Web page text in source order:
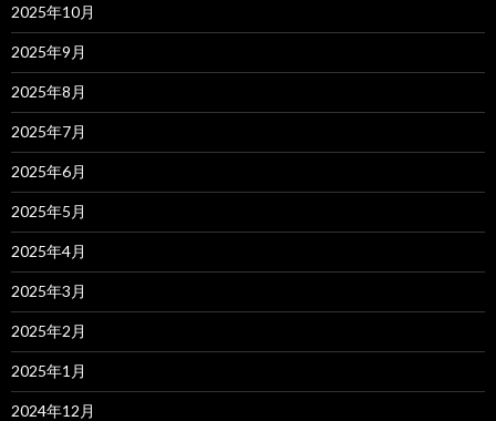
2025年10月
2025年9月
2025年8月
2025年7月
2025年6月
2025年5月
2025年4月
2025年3月
2025年2月
2025年1月
2024年12月